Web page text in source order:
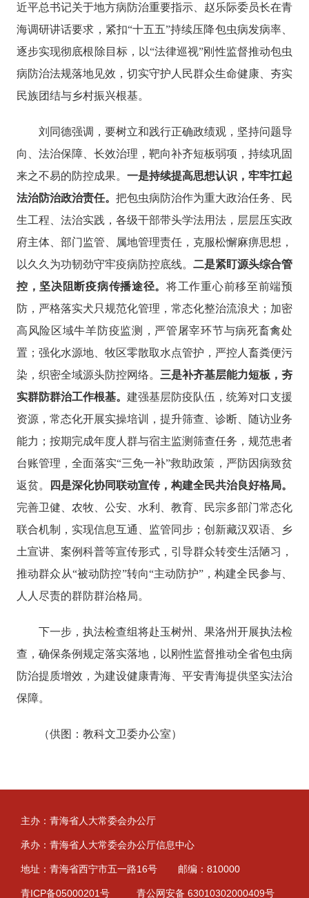
近平总书记关于地方病防治重要指示、赵乐际委员长在青
海调研讲话要求，紧扣“十五五”持续压降包虫病发病率、
逐步实现彻底根除目标，以“法律巡视”刚性监督推动包虫
病防治法规落地见效，切实守护人民群众生命健康、夯实
民族团结与乡村振兴根基。
刘同德强调，要树立和践行正确政绩观，坚持问题导
向、法治保障、长效治理，靶向补齐短板弱项，持续巩固
来之不易的防控成果。 一是持续提高思想认识，牢牢扛起
法治防治政治责任。 把包虫病防治作为重大政治任务、民
生工程、法治实践，各级干部带头学法用法，层层压实政
府主体、部门监管、属地管理责任，克服松懈麻痹思想，
以久久为功韧劲守牢疫病防控底线。二是紧盯源头综合管
控，坚决阻断疫病传播途径。将工作重心前移至前端预
防，严格落实犬只规范化管理，常态化整治流浪犬；加密
高风险区域牛羊防疫监测，严管屠宰环节与病死畜禽处
置；强化水源地、牧区零散取水点管护，严控人畜粪便污
染，织密全域源头防控网络。 三是补齐基层能力短板，夯
实群防群治工作根基。 建强基层防疫队伍，统筹对口支援
资源，常态化开展实操培训，提升筛查、诊断、随访业务
能力；按期完成年度人群与宿主监测筛查任务，规范患者
台账管理，全面落实“三免一补”救助政策，严防因病致贫
返贫。
四是深化协同联动宣传，构建全民共治良好格局。
完善卫健、农牧、公安、水利、教育、民宗多部门常态化
联合机制，实现信息互通、监管同步；创新藏汉双语、乡
土宣讲、案例科普等宣传形式，引导群众转变生活陋习，
推动群众从“被动防控”转向“主动防护”，构建全民参与、
人人尽责的群防群治格局。
下一步，执法检查组将赴玉树州、果洛州开展执法检
查，确保条例规定落实落地，以刚性监督推动全省包虫病
防治提质增效，为建设健康青海、平安青海提供坚实法治
保障。
（供图：教科文卫委办公室）
主办：青海省人大常委会办公厅
承办：青海省人大常委会办公厅信息中心
地址：青海省西宁市五一路16号 邮编：810000
青ICP备05000201号 青公网安备 63010302000409号